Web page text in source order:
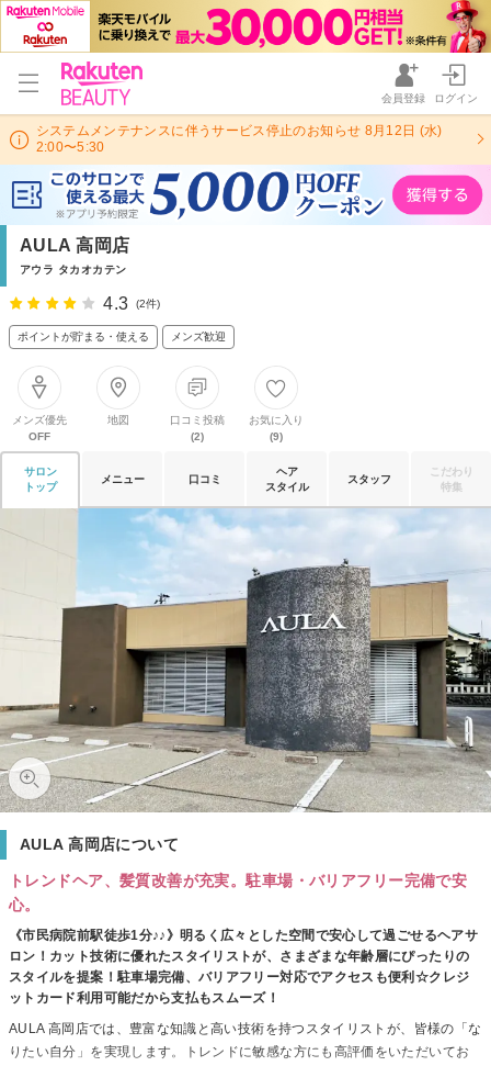
会員登録 ログイン
システムメンテナンスに伴うサービス停止のお知らせ 8月12日 (水)
2:00〜5:30
AULA 高岡店
アウラ タカオカテン
4.3 (2件)
ポイントが貯まる・使える メンズ歓迎
メンズ優先
OFF
地図
口コミ投稿
(2)
お気に入り
(9)
サロン
トップ
メニュー 口コミ
ヘア
スタイル
スタッフ
こだわり
特集
AULA 高岡店について
トレンドヘア、髪質改善が充実。駐車場・バリアフリー完備で安
心。
《市民病院前駅徒歩1分♪♪》明るく広々とした空間で安心して過ごせるヘアサ
ロン！カット技術に優れたスタイリストが、さまざまな年齢層にぴったりの
スタイルを提案！駐車場完備、バリアフリー対応でアクセスも便利☆クレジ
ットカード利用可能だから支払もスムーズ！
AULA 高岡店では、豊富な知識と高い技術を持つスタイリストが、皆様の「な
りたい自分」を実現します。トレンドに敏感な方にも高評価をいただいてお